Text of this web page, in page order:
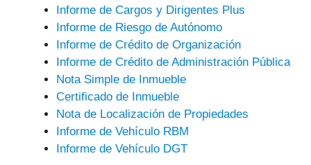
Informe de Cargos y Dirigentes Plus
Informe de Riesgo de Autónomo
Informe de Crédito de Organización
Informe de Crédito de Administración Pública
Nota Simple de Inmueble
Certificado de Inmueble
Nota de Localización de Propiedades
Informe de Vehículo RBM
Informe de Vehículo DGT